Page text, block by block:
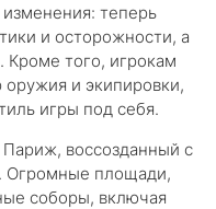
теперь
и осторожности, а
Кроме того, игрокам
и экипировки,
игры под себя.
воссозданный с
Огромные площади,
соборы, включая